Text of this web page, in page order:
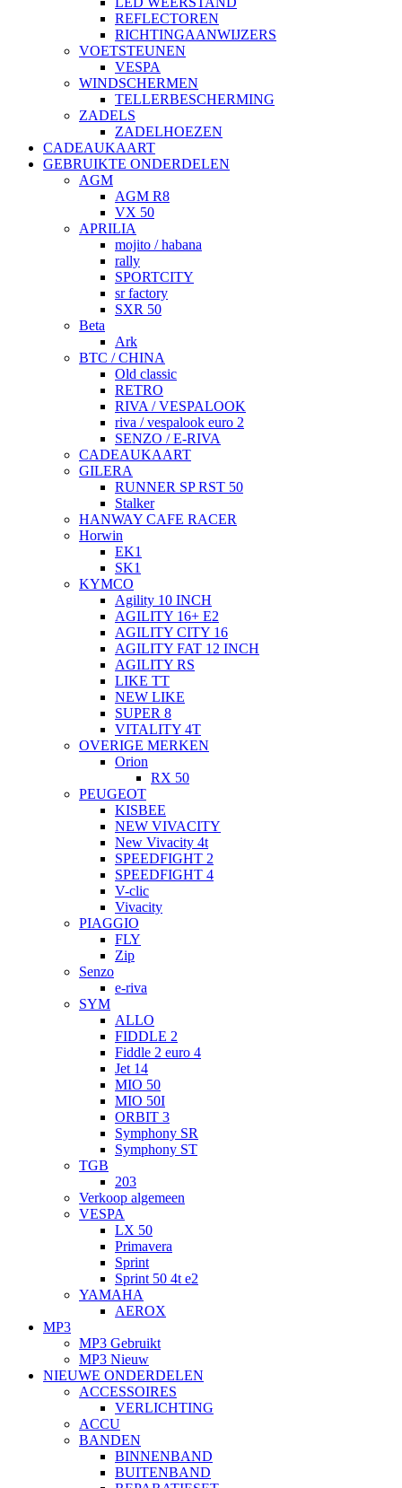
REFLECTOREN
RICHTINGAANWIJZERS
VOETSTEUNEN
VESPA
WINDSCHERMEN
TELLERBESCHERMING
ZADELS
ZADELHOEZEN
CADEAUKAART
GEBRUIKTE ONDERDELEN
AGM
AGM R8
VX 50
APRILIA
mojito / habana
rally
SPORTCITY
sr factory
SXR 50
Beta
Ark
BTC / CHINA
Old classic
RETRO
RIVA / VESPALOOK
riva / vespalook euro 2
SENZO / E-RIVA
CADEAUKAART
GILERA
RUNNER SP RST 50
Stalker
HANWAY CAFE RACER
Horwin
EK1
SK1
KYMCO
Agility 10 INCH
AGILITY 16+ E2
AGILITY CITY 16
AGILITY FAT 12 INCH
AGILITY RS
LIKE TT
NEW LIKE
SUPER 8
VITALITY 4T
OVERIGE MERKEN
Orion
RX 50
PEUGEOT
KISBEE
NEW VIVACITY
New Vivacity 4t
SPEEDFIGHT 2
SPEEDFIGHT 4
V-clic
Vivacity
PIAGGIO
FLY
Zip
Senzo
e-riva
SYM
ALLO
FIDDLE 2
Fiddle 2 euro 4
Jet 14
MIO 50
MIO 50I
ORBIT 3
Symphony SR
Symphony ST
TGB
203
Verkoop algemeen
VESPA
LX 50
Primavera
Sprint
Sprint 50 4t e2
YAMAHA
AEROX
MP3
MP3 Gebruikt
MP3 Nieuw
NIEUWE ONDERDELEN
ACCESSOIRES
VERLICHTING
ACCU
BANDEN
BINNENBAND
BUITENBAND